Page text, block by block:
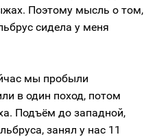
Поэтому мысль о том,
сидела у меня
мы пробыли
в один поход, потом
Подъём до западной,
занял у нас 11